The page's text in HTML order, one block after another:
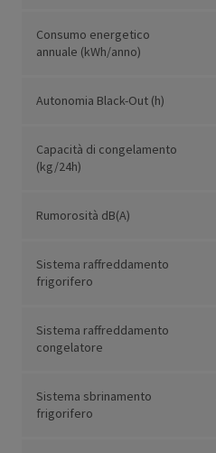
Consumo energetico
annuale (kWh/anno)
Autonomia Black-Out (h)
Capacità di congelamento
(kg/24h)
Rumorosità dB(A)
Sistema raffreddamento
frigorifero
Sistema raffreddamento
congelatore
Sistema sbrinamento
frigorifero